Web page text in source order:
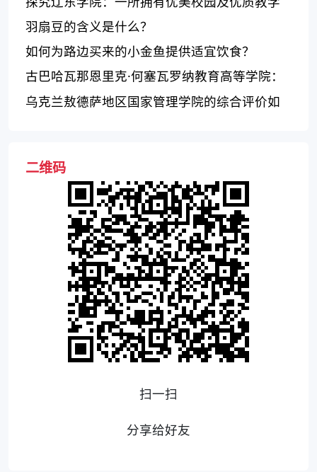
资源的综合性大学
羽扇豆的含义是什么？
如何为路边买来的小金鱼提供适宜饮食？
古巴哈瓦那恩里克·何塞瓦罗纳教育高等学院：
教学设施和师资力量优秀，毕业生就业率高
乌克兰敖德萨地区国家管理学院的综合评价如
二维码
扫一扫
分享给好友